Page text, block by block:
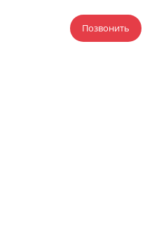
Позвонить